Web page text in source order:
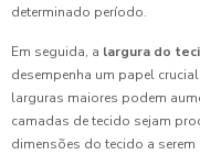
determinado período.
Em seguida, a largura do
desempenha um papel
larguras maiores podem
camadas de tecido sejam
dimensões do tecido a